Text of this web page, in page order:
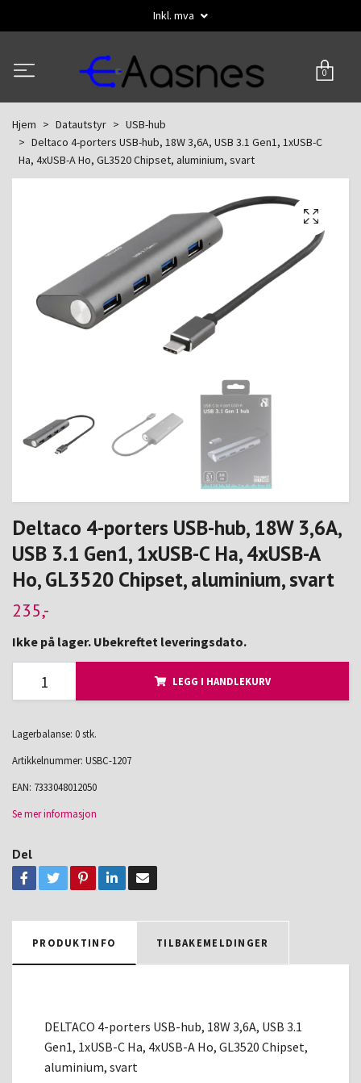
Inkl. mva
0
Hjem Datautstyr
USB-hub
Deltaco 4-porters USB-hub, 18W 3,6A, USB 3.1 Gen1, 1xUSB-C
Ha, 4xUSB-A Ho, GL3520 Chipset, aluminium, svart
Deltaco 4-porters USB-hub, 18W 3,6A,
USB 3.1 Gen1, 1xUSB-C Ha, 4xUSB-A
Ho, GL3520 Chipset, aluminium, svart
235,-
Ikke på lager. Ubekreftet leveringsdato.
LEGG I HANDLEKURV
Lagerbalanse: 0 stk.
Artikkelnummer: USBC-1207
EAN: 7333048012050
Se mer informasjon
Del
PRODUKTINFO TILBAKEMELDINGER
DELTACO 4-porters USB-hub, 18W 3,6A, USB 3.1
Gen1, 1xUSB-C Ha, 4xUSB-A Ho, GL3520 Chipset,
aluminium, svart